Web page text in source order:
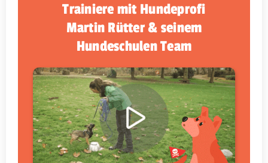
Trainiere mit Hundeprofi
Martin Rütter & seinem
Hundeschulen Team